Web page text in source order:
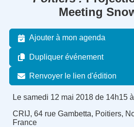
Meeting
Ajouter à mon agenda
Dupliquer événement
Renvoyer le lien d'édition
Le samedi 12 mai 2018 de 14h15
CRIJ, 64 rue Gambetta, Poitiers,
France